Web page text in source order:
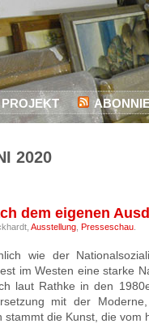
2020
dem eigenen
Ausstellung Presseschau
wie der
im Westen eine starke
laut Rathke in den
mit der
stammt die Kunst, die